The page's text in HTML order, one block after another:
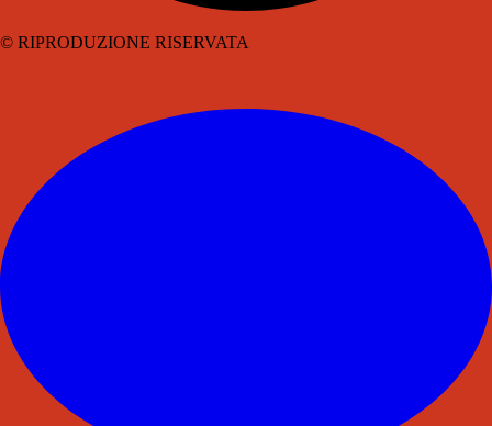
© RIPRODUZIONE RISERVATA